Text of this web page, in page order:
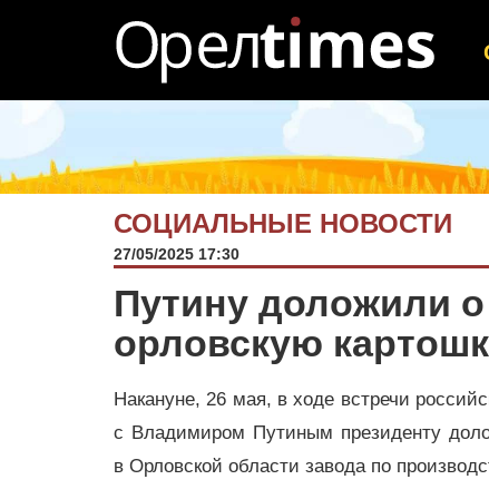
СОЦИАЛЬНЫЕ НОВОСТИ
27/05/2025 17:30
Путину доложили
орловскую
Накануне, 26 мая, в ходе встречи
с Владимиром Путиным президенту
в Орловской области завода по